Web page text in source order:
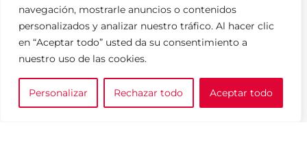
navegación, mostrarle anuncios o contenidos
personalizados y analizar nuestro tráfico. Al hacer clic
en “Aceptar todo” usted da su consentimiento a
nuestro uso de las cookies.
Personalizar Rechazar todo Aceptar todo
Distribuidores
FAQ
Contacto
Noticias
0